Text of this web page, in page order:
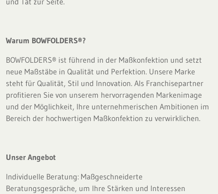
Warum BOWFOLDERS®?
BOWFOLDERS® ist führend in der Maßkonfektion und setzt
neue Maßstäbe in Qualität und Perfektion. Unsere Marke
steht für Qualität, Stil und Innovation. Als Franchisepartner
profitieren Sie von unserem hervorragenden Markenimage
und der Möglichkeit, Ihre unternehmerischen Ambitionen im
Bereich der hochwertigen Maßkonfektion zu verwirklichen.
Unser Angebot
Individuelle Beratung: Maßgeschneiderte
Beratungsgespräche, um Ihre Stärken und Interessen